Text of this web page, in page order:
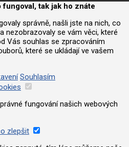
tak jak ho znáte
správně, našli jste na nich, co
nezobrazovaly se vám věci, které
Vás souhlas se zpracováním
které se ukládají ve vašem
Souhlasím
fungování našich webových
zlepšit